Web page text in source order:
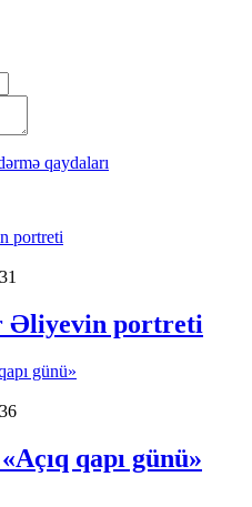
qaydaları
Əliyevin portreti
qapı günü»